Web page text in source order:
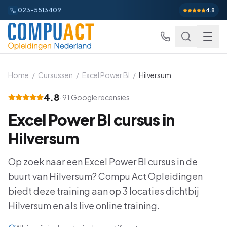
023-5513409 4.8
Excel
Excel Basis
Excel: Draaitabellen en Grafieken Gevorderd
Excel: Analyse en Rapportage
Word
Word Gevorderd Gevorderd
Word: Complexe Documenten Gevorderd
Outlook Alles-in-een Beginner
Outlook en Time Management
PowerPoint
PowerPoint Alles-in-een
Power BI
Home / Cursussen / Excel Power BI / Hilversum
4.8· 91 Google recensies
Excel Power BIcursus in
Hilversum
Op zoek naar een Excel Power BI cursus in de
buurt van Hilversum? Compu Act Opleidingen
biedt deze training aan op3 locaties dichtbij
Hilversum en als live online training.